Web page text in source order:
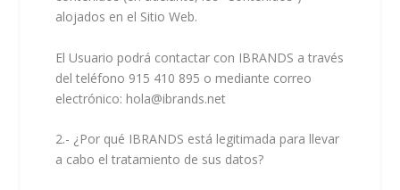
alojados en el Sitio Web.
El Usuario podrá contactar con IBRANDS a través
del teléfono 915 410 895 o mediante correo
electrónico: hola@ibrands.net
2.- ¿Por qué IBRANDS está legitimada para llevar
a cabo el tratamiento de sus datos?